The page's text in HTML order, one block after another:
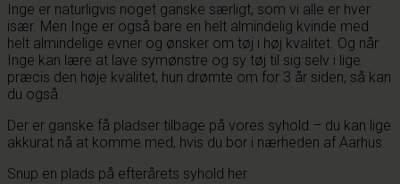
Inge er naturligvis noget ganske særligt, som vi alle er hver
især. Men Inge er også bare en helt almindelig kvinde med
helt almindelige evner og ønsker om tøj i høj kvalitet. Og når
Inge kan lære at lave symønstre og sy tøj til sig selv i lige
præcis den høje kvalitet, hun drømte om for 3 år siden, så kan
du også.
Der er ganske få pladser tilbage på vores syhold – du kan lige
akkurat nå at komme med, hvis du bor i nærheden af Aarhus.
Snup en plads på efterårets syhold her